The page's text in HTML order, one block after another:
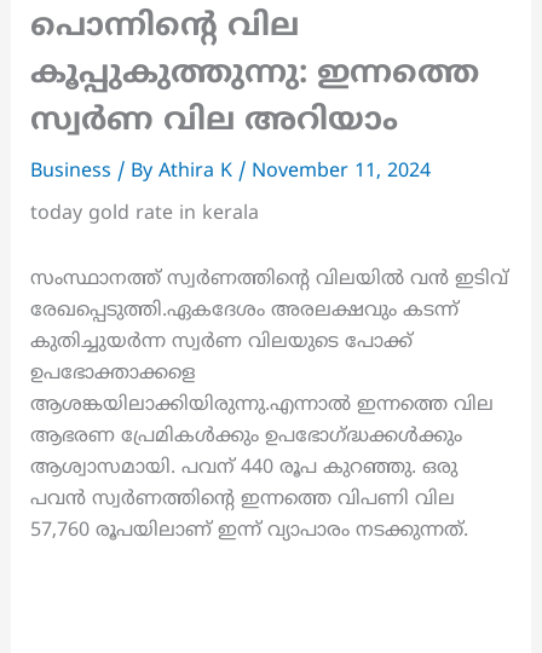
പൊന്നിന്റെ വില
കൂപ്പുകുത്തുന്നു: ഇന്നത്തെ
സ്വർണ വില അറിയാം
Business / By Athira K / November 11, 2024
today gold rate in kerala
സംസ്ഥാനത്ത് സ്വർണത്തിന്റെ വിലയിൽ വൻ ഇടിവ്
രേഖപ്പെടുത്തി.ഏകദേശം അരലക്ഷവും കടന്ന്
കുതിച്ചുയർന്ന സ്വർണ വിലയുടെ പോക്ക്
ഉപഭോക്താക്കളെ
ആശങ്കയിലാക്കിയിരുന്നു.എന്നാൽ ഇന്നത്തെ വില
ആഭരണ പ്രേമികൾക്കും ഉപഭോഗ്ദ്ധക്കൾക്കും
ആശ്വാസമായി. പവന് 440 രൂപ കുറഞ്ഞു. ഒരു
പവൻ സ്വർണത്തിന്റെ ഇന്നത്തെ വിപണി വില
57,760 രൂപയിലാണ് ഇന്ന് വ്യാപാരം നടക്കുന്നത്.